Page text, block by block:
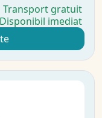
Transport gratuit
Disponibil imediat